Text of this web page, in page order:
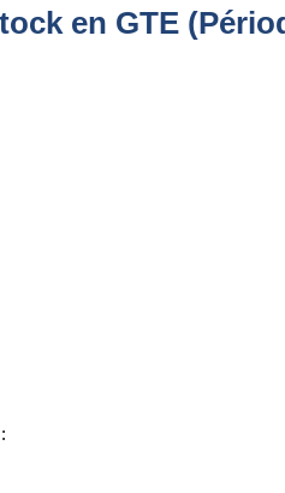
en GTE (